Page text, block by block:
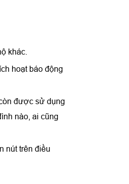
khác.
hoạt báo động
được sử dụng
nào, ai cũng
nút trên điều